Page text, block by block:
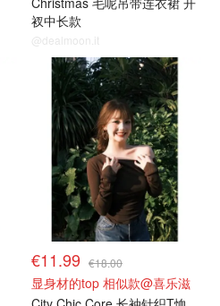
衩中长款
@dealmoon.it
€11.99 €18.00
显身材的top 相似款@喜乐滋